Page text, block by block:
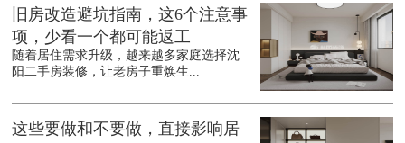
旧房改造避坑指南，这6个注意事
项，少看一个都可能返工
随着居住需求升级，越来越多家庭选择沈
阳二手房装修，让老房子重焕生...
这些要做和不要做，直接影响居